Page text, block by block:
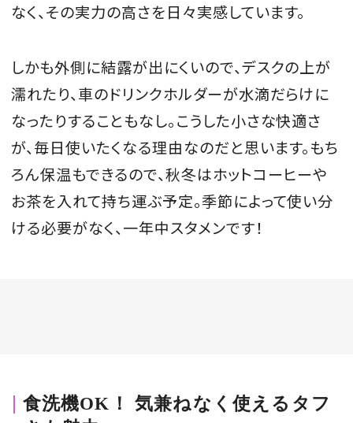
なく、その実力の高さを日々実感しています。
しかも外側に結露が出にくいので、デスクの上が
濡れたり、車のドリンクホルダーが水滴だらけに
なったりすることもなし。こうした小さな快適さ
が、毎日使いたくなる理由なのだと思います。もち
ろん保温もできるので、秋冬はホットコーヒーや
お茶を入れて持ち運ぶ予定。季節によって使い分
ける必要がなく、一年中スタメンです！
食洗機OK！ 気兼ねなく使えるタフ